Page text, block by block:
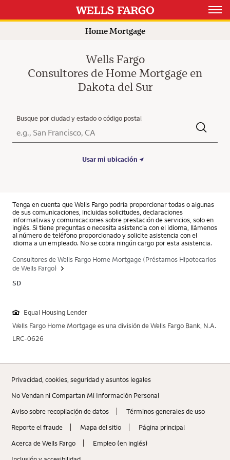
Open
Home Mortgage
Wells Fargo
Consultores de Home Mortgage en
Dakota del Sur
Busque por ciudad y estado o código postal
Ciudad, Estado/Provincia, Código postal o Ciudad y País
Submit a search.
Usar mi ubicación
Tenga en cuenta que Wells Fargo podría proporcionar todas o algunas
de sus comunicaciones, incluidas solicitudes, declaraciones
informativas y comunicaciones sobre prestación de servicios, solo en
inglés. Si tiene preguntas o necesita asistencia con el idioma, llámenos
al número de teléfono proporcionado y solicite asistencia con el
idioma a un empleado. No se cobra ningún cargo por esta asistencia.
Consultores de Wells Fargo Home Mortgage (Préstamos Hipotecarios
de Wells Fargo)
SD
Equal Housing Lender
Wells Fargo Home Mortgage es una división de Wells Fargo Bank, N.A.
LRC-0626
Privacidad, cookies, seguridad y asuntos legales
No Vendan ni Compartan Mi Información Personal
Aviso sobre recopilaciؚón de datos
Términos generales de uso
Reporte el fraude
Mapa del sitio
Página principal
Acerca de Wells Fargo
Empleo (en inglés)